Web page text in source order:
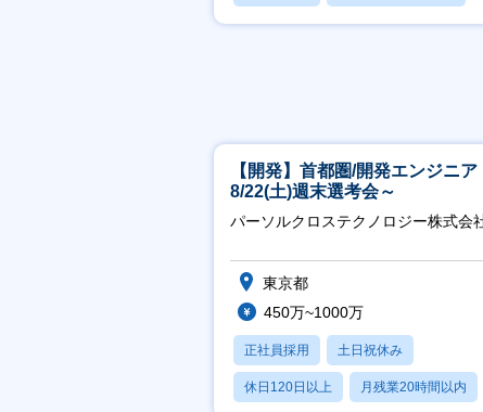
【開発】首都圏/開発エンジニ
8/22(土)週末選考会～
パーソルクロステクノロジー株式会
東京都
450万~1000万
正社員採用 土日祝休み
休日120日以上 月残業20時間以内